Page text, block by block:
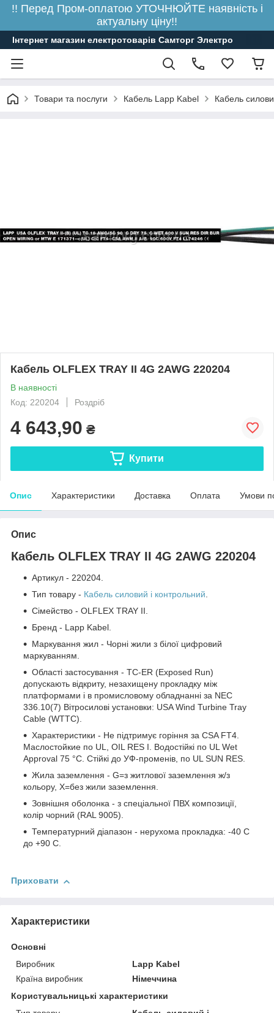
!! Перед Пром-оплатою УТОЧНЮЙТЕ наявність і
актуальну ціну!!
Інтернет магазин електротоварів Самторг Электро
Товари та послуги Кабель Lapp Kabel Кабель
Кабель OLFLEX TRAY II 4G 2AWG 220204
В наявності
Код: 220204
Роздріб
4 643,90 ₴
Купити
Опис Характеристики Доставка Оплата Умови
Опис
Кабель OLFLEX TRAY II 4G 2AWG 220204
Артикул - 220204.
Тип товару - Кабель силовий і контрольний.
Сімейство - OLFLEX TRAY II.
Бренд - Lapp Kabel.
Маркування жил - Чорні жили з білої цифровий
маркуванням.
Області застосування - TC-ER (Exposed Run)
допускають відкриту, незахищену прокладку між
платформами і в промисловому обладнанні за NEC
336.10(7) Вітросилові установки: USA Wind Turbine Tray
Cable (WTTC).
Характеристики - Не підтримує горіння за CSA FT4.
Маслостойкие по UL, OIL RES I. Водостійкі по UL Wet
Approval 75 °C. Стійкі до УФ-променів, по UL SUN RES.
Жила заземлення - G=з житлової заземлення ж/з
кольору, Х=без жили заземлення.
Зовнішня оболонка - з спеціальної ПВХ композиції,
колір чорний (RAL 9005).
Температурний діапазон - нерухома прокладка: -40 C
до +90 C.
Приховати
Характеристики
Основні
Виробник
Lapp Kabel
Країна виробник
Німеччина
Користувальницькі характеристики